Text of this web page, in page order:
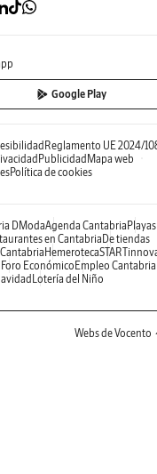
Google Play
Reglamento UE 2024/
PublicidadMapa web
Política de cookies
DModaAgenda CantabriaPlayas
en CantabriaDe tiendas
Hemeroteca
Foro EconómicoEmpleo Cantabria
Lotería del Niño
Webs de Vocento